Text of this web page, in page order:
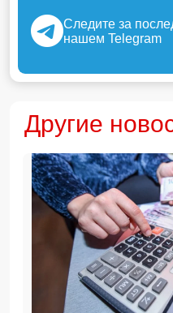
Следите за
нашем Telegram
Другие